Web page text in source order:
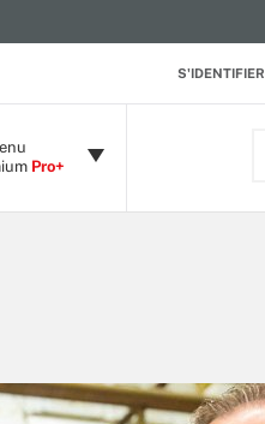
S'IDENTIFIER
Pro+